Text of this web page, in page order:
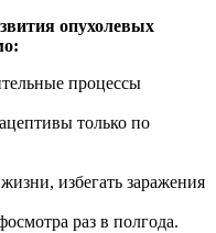
опухолевых
процессы
только по
избегать заражения
раз в полгода.